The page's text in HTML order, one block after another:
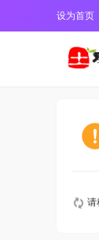
设为首页
请